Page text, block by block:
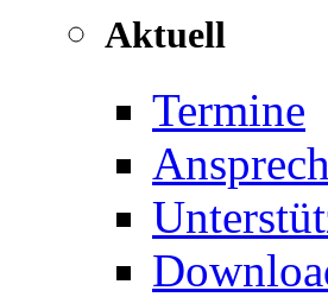
Aktuell
Termine